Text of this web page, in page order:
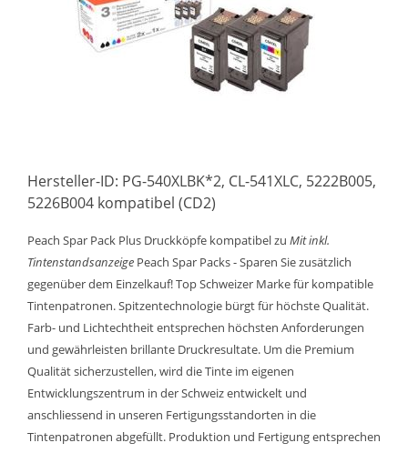
Hersteller-ID: PG-540XLBK*2, CL-541XLC, 5222B005,
5226B004 kompatibel (CD2)
Peach Spar Pack Plus Druckköpfe kompatibel zu Mit inkl.
Tintenstandsanzeige Peach Spar Packs - Sparen Sie zusätzlich
gegenüber dem Einzelkauf! Top Schweizer Marke für kompatible
Tintenpatronen. Spitzentechnologie bürgt für höchste Qualität.
Farb- und Lichtechtheit entsprechen höchsten Anforderungen
und gewährleisten brillante Druckresultate. Um die Premium
Qualität sicherzustellen, wird die Tinte im eigenen
Entwicklungszentrum in der Schweiz entwickelt und
anschliessend in unseren Fertigungsstandorten in die
Tintenpatronen abgefüllt. Produktion und Fertigung entsprechen